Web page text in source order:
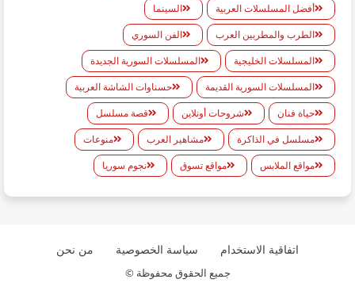
أفضل المسلسلات العربية
السينما
الطرب والمطربين العرب
الفن السوري
المسلسلات الخليجية
المسلسلات السورية الجديدة
المسلسلات السورية القديمة
حسناوات الشاشة العربية
حياة فنان
شروحات أونلاين
قصة مسلسل
مسلسل في الذاكرة
مشاهير العرب
منوعات
مواقع الملابس
مواقع تسوق نجوم سوريا
اتفاقية الاستخدام سياسة الخصوصية من نحن
جميع الحقوق محفوظة ©